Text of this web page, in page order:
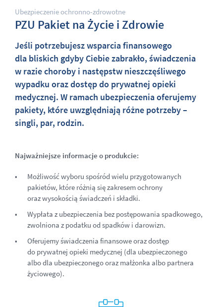
Ubezpieczenie ochronno-zdrowotne
PZU Pakiet na Życie i Zdrowie
Jeśli potrzebujesz wsparcia finansowego
dla bliskich gdyby Ciebie zabrakło, świadczenia
w razie choroby i następstw nieszczęśliwego
wypadku oraz dostęp do prywatnej opieki
medycznej. W ramach ubezpieczenia oferujemy
pakiety, które uwzględniają różne potrzeby –
singli, par, rodzin.
Najważniejsze informacje o produkcie:
Możliwość wyboru spośród wielu przygotowanych
pakietów, które różnią się zakresem ochrony
oraz wysokością świadczeń i składki.
Wypłata z ubezpieczenia bez postępowania spadkowego,
zwolniona z podatku od spadków i darowizn.
Oferujemy świadczenia finansowe oraz dostęp
do prywatnej opieki medycznej (dla ubezpieczonego
albo dla ubezpieczonego oraz małżonka albo partnera
życiowego).